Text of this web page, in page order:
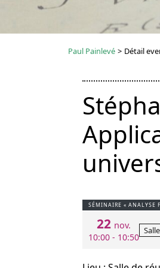
Paul Painlevé > Détail
SÉMINAIRE « ANALYSE
22 nov.
10:00 - 10:50